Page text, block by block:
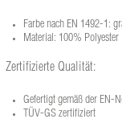
Farbe nach EN 1492-1:
Material: 100% Polyester
Zertifizierte Qualität:
Gefertigt gemäß der EN-
TÜV-GS zertifiziert